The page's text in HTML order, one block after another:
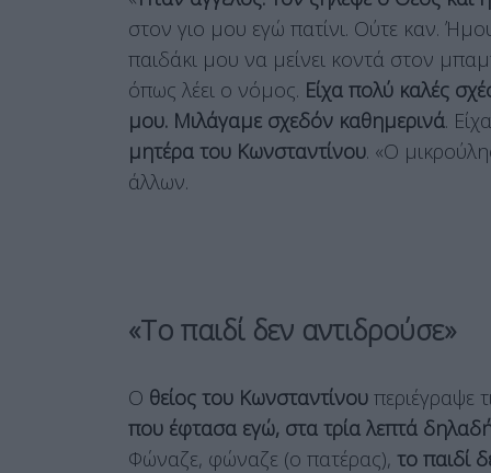
στον γιο μου εγώ πατίνι. Ούτε καν.
παιδάκι μου να μείνει κοντά στον
όπως λέει ο νόμος. Είχα πολύ καλές
μου. Μιλάγαμε σχεδόν καθημερινά.
μητέρα του Κωνσταντίνου. «Ο
άλλων.
«Το παιδί δεν αντιδρούσε»
Ο θείος του Κωνσταντίνου περιέγραψε
που έφτασα εγώ, στα τρία λεπτά
Φώναζε, φώναζε (ο πατέρας), το παιδί